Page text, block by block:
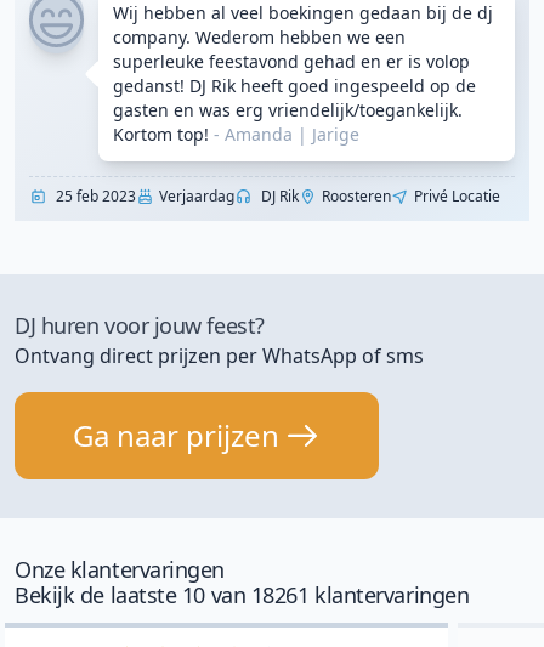
Wij hebben al veel boekingen gedaan bij de dj
company. Wederom hebben we een
superleuke feestavond gehad en er is volop
gedanst! DJ Rik heeft goed ingespeeld op de
gasten en was erg vriendelijk/toegankelijk.
Kortom top! - Amanda | Jarige
25 feb 2023 Verjaardag DJ Rik Roosteren Privé Locatie
DJ huren voor jouw feest?
Ontvang direct prijzen per WhatsApp of sms
Ga naar prijzen
Onze klantervaringen
Bekijk de laatste 10 van 18261 klantervaringen